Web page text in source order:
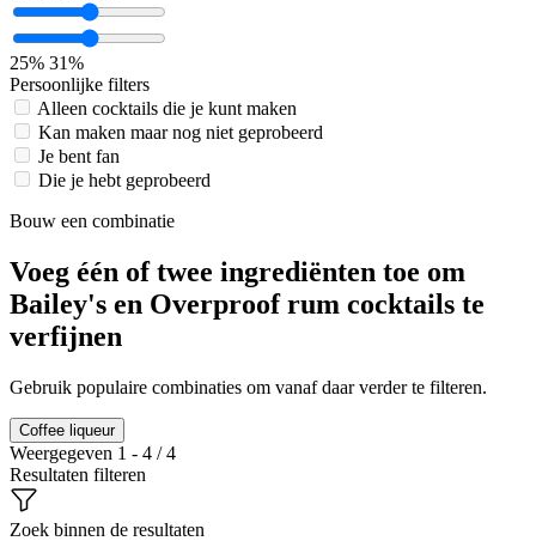
25% 31%
Persoonlijke filters
Alleen cocktails die je kunt maken
Kan maken maar nog niet geprobeerd
Je bent fan
Die je hebt geprobeerd
Bouw een combinatie
Voeg één of twee ingrediënten toe om
Bailey's en Overproof rum cocktails te
verfijnen
Gebruik populaire combinaties om vanaf daar verder te filteren.
Coffee liqueur
Weergegeven 1 - 4 / 4
Resultaten filteren
Zoek binnen de resultaten